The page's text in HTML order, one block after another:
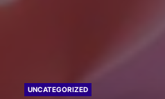
UNCATEGORIZED